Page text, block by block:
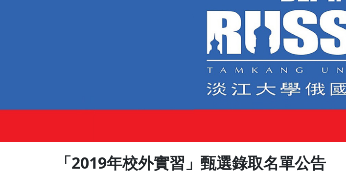
「2019年校外實習」甄選錄取名單公告